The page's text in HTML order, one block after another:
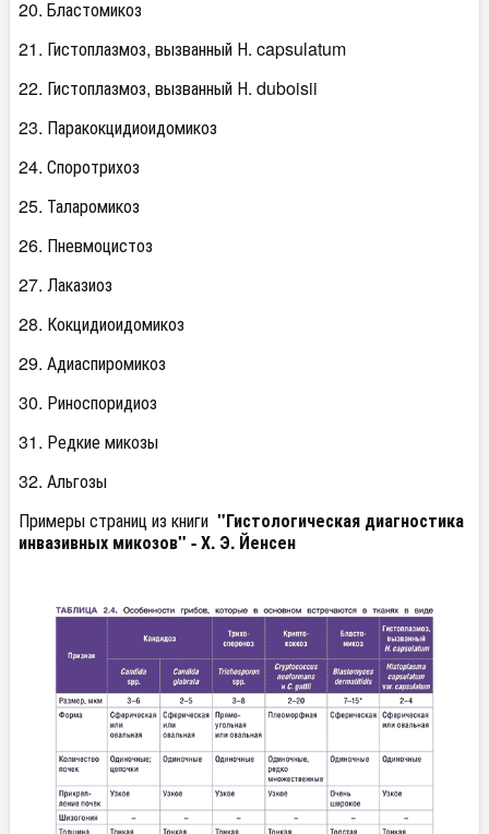
20. Бластомикоз
21. Гистоплазмоз, вызванный Н. capsulatum
22. Гистоплазмоз, вызванный Н. duboisii
23. Паракокцидиоидомикоз
24. Споротрихоз
25. Таларомикоз
26. Пневмоцистоз
27. Лаказиоз
28. Кокцидиоидомикоз
29. Адиаспиромикоз
30. Риноспоридиоз
31. Редкие микозы
32. Альгозы
Примеры страниц из книги "Гистологическая диагностика
инвазивных микозов" - Х. Э. Йенсен